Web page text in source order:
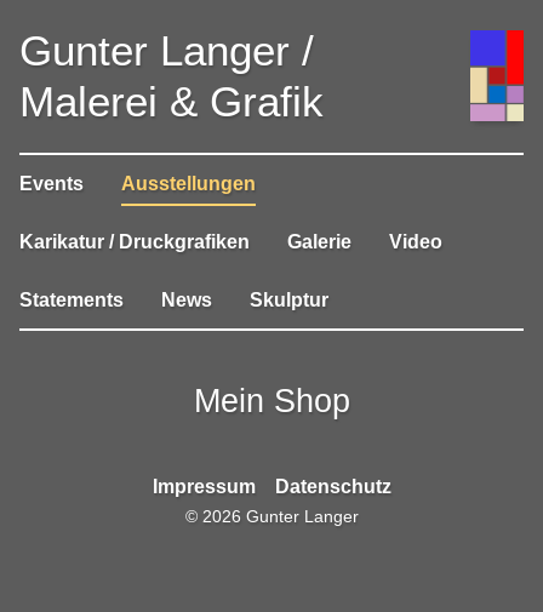
Gunter Langer /
Malerei & Grafik
Events Ausstellungen
Karikatur / Druckgrafiken Galerie Video
Statements News Skulptur
Impressum Datenschutz
© 2026 Gunter Langer
Mein Shop